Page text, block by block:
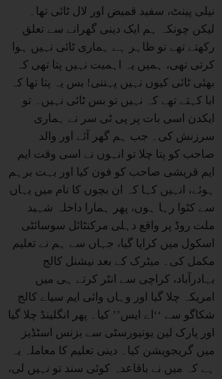
نیلی پینٹ، سفید قمیض اور لال ٹائی تھا۔
لیکن چونکہ ہم ایک دینی گھرانے سے تعلق
رکھتے تھے تو ظاہر ہے ہماری ٹائی نہیں ہوا
کرتی تھی، ہمیں یہ اہمیت نہیں پتا تھی کہ
بھئی ٹائی کیوں نہیں پہننی! بس یہ پتا تھا کہ
ابا کہتے تھے کہ نہیں تو بس ٹائی نہیں۔ تو
ایکدن اسی بات پر پی ٹی سر نے ہماری
سرزنش کی۔ جب ہم گھر آئے اور والد
صاحب کو پتا چلا تو انہوں نے اسی وقت ایم
ایم قریشی صاحب کو فون کیا اور بہت برہم
ہوئے، انہیں کہا کہ ان بچوں کا نام میں یہاں
سے کٹوا رہا ہوں، پھر ہمارا داخلہ شہید
ملت روڈ پر واقع دہلی مرکنٹائل سوسائٹی
اسکول میں کرایا گیا، جہاں سے ہم نے تعلیم
مکمل کی۔ میٹرک کے بعد نیشنل کالج
بہادرآباد، کراچی سے انٹر کرتے ہی میں
امریکہ چلا گیا اور وہاں وائی ایم سیاے کالج
شکاگو سے ‘‘اے ایس’’ کیا۔ پھر انگلینڈ چلا گیا
اور پارک لین یونیورسٹی سے بزنس اسٹڈیز
میں گریجویشن کیا۔ دینی تعلیم کا معاملہ یہ
ہے کہ میں نے باقاعدہ کوئی سند تو نہیں لی،